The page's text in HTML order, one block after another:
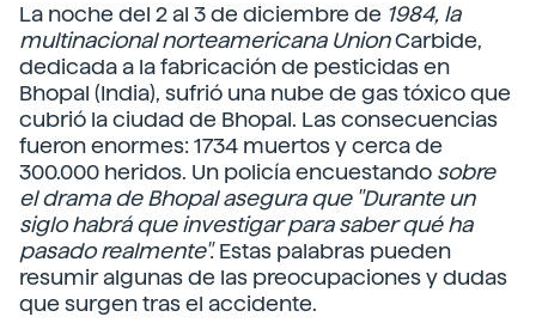
La noche del 2 al 3 de diciembre de 1984, la
multinacional norteamericana UnionCarbide,
dedicada a la fabricación de pesticidas en
Bhopal (India), sufrió una nube de gas tóxico que
cubrió la ciudad de Bhopal. Las consecuencias
fueron enormes: 1734 muertos y cerca de
300.000 heridos. Un policía encuestando sobre
el drama de Bhopal asegura que "Durante un
siglo habrá que investigar para saber qué ha
pasado realmente".Estas palabras pueden
resumir algunas de las preocupaciones y dudas
que surgen tras el accidente.